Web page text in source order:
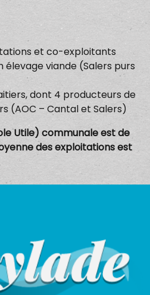
et co-exploitants
élevage viande (Salers purs
dont 4 producteurs de
(AOC – Cantal et Salers)
Utile) communale est de
des exploitations est